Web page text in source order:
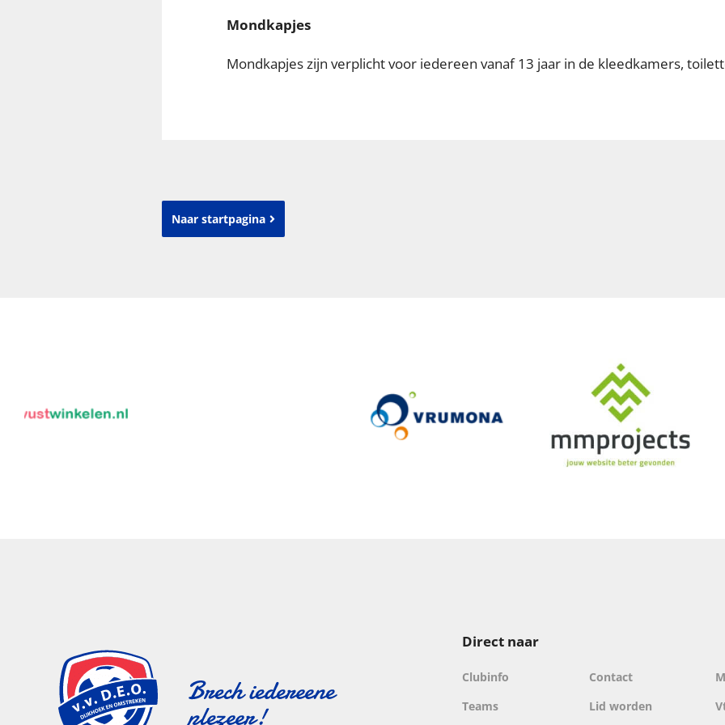
Mondkapjes
Mondkapjes zijn verplicht voor iedereen vanaf 13 jaar in de kleedkamers,
Naar startpagina
Direct naar
Clubinfo
Teams
Contact
Lid worden